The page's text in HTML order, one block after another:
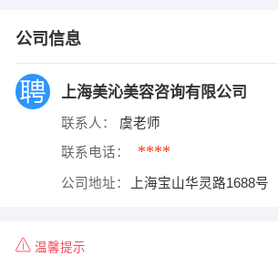
公司信息
上海美沁美容咨询有限公司
联系人： 虞老师
联系电话： ****
公司地址： 上海宝山华灵路1688号
温馨提示